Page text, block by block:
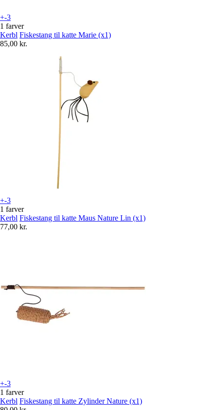
+-3
1 farver
Kerbl Fiskestang til katte Marie (x1)
85,00 kr.
+-3
1 farver
Kerbl Fiskestang til katte Maus Nature Lin (x1)
77,00 kr.
+-3
1 farver
Kerbl Fiskestang til katte Zylinder Nature (x1)